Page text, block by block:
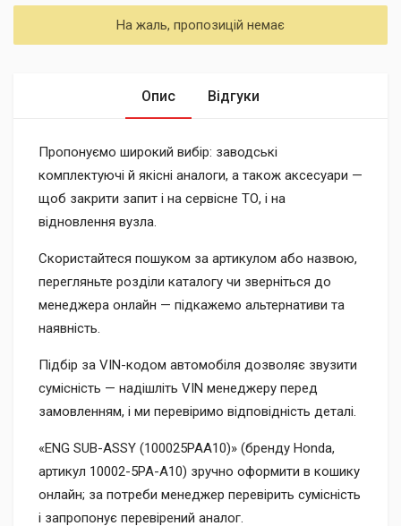
На жаль, пропозицій немає
Опис Відгуки
Пропонуємо широкий вибір: заводські
комплектуючі й якісні аналоги, а також аксесуари —
щоб закрити запит і на сервісне ТО, і на
відновлення вузла.
Скористайтеся пошуком за артикулом або назвою,
перегляньте розділи каталогу чи зверніться до
менеджера онлайн — підкажемо альтернативи та
наявність.
Підбір за VIN-кодом автомобіля дозволяє звузити
сумісність — надішліть VIN менеджеру перед
замовленням, і ми перевіримо відповідність деталі.
«ENG SUB-ASSY (100025PAA10)» (бренду Honda,
артикул 10002-5PA-A10) зручно оформити в кошику
онлайн; за потреби менеджер перевірить сумісність
і запропонує перевірений аналог.